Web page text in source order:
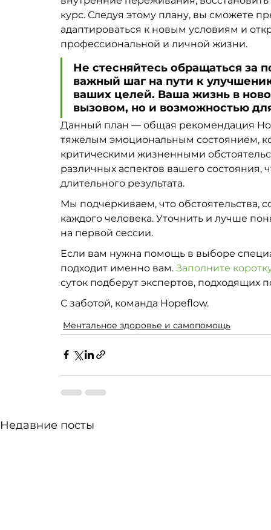
курс. Следуя этому плану, вы сможете
адаптироваться к новым условиям и
профессиональной и личной жизни.
Не стесняйтесь обращаться
важный шаг на пути к
ваших целей. Ваша жизнь в
вызовом, но и возможностью
Данный план — общая рекомендация
тяжелым эмоциональным состоянием,
критическими жизненными
различных аспектов вашего состояния,
длительного результата.
Мы подчеркиваем, что обстоятельства,
каждого человека. Уточнить и лучше
на первой сессии.
Если вам нужна помощь в выборе
подходит именно вам. Заполните
суток подберут экспертов, подходящих
С заботой, команда Hopeflow.
Ментальное здоровье и самопомощь
Недавние посты